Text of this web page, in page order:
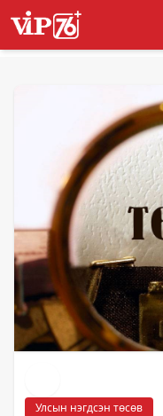
Улсын нэгдсэн төсөв